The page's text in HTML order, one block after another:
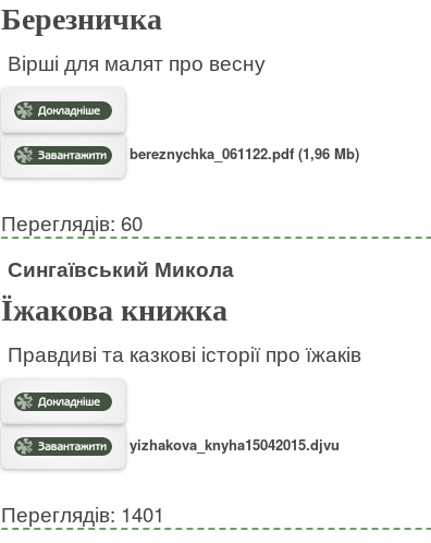
Березничка
Вірші для малят про весну
bereznychka_061122.pdf (1,96 Mb)
Переглядів: 60
Сингаївський Микола
Їжакова книжка
Правдиві та казкові історії про їжаків
yizhakova_knyha15042015.djvu
Переглядів: 1401